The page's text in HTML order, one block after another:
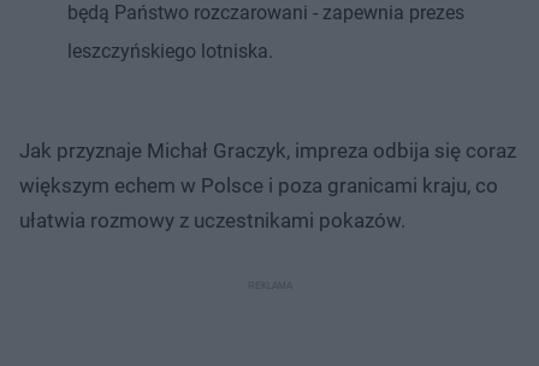
będą Państwo rozczarowani - zapewnia prezes
leszczyńskiego lotniska.
Jak przyznaje Michał Graczyk, impreza odbija się coraz
większym echem w Polsce i poza granicami kraju, co
ułatwia rozmowy z uczestnikami pokazów.